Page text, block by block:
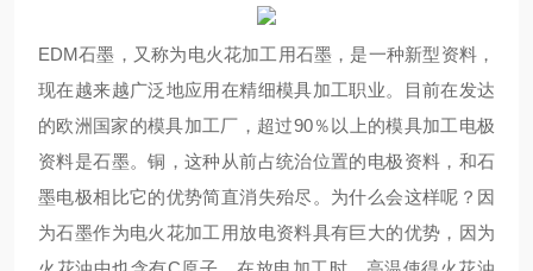
EDM石墨，又称为电火花加工用石墨，是一种新型资料，
现在越来越广泛地应用在精细模具加工职业。目前在发达
的欧洲国家的模具加工厂，超过90％以上的模具加工电极
资料是石墨。铜，这种从前占统治位置的电极资料，和石
墨电极相比它的优势简直消失殆尽。为什么会这样呢？因
为石墨作为电火花加工用放电资料具有巨大的优势，因为